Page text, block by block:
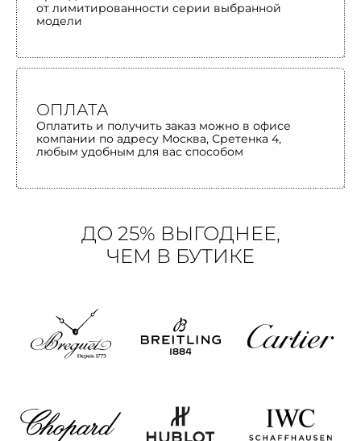
от лимитированности серии выбранной
модели
ОПЛАТА
Оплатить и получить заказ можно в офисе
компании по адресу Москва, Сретенка 4,
любым удобным для вас способом
ДО 25% ВЫГОДНЕЕ,
ЧЕМ В БУТИКЕ